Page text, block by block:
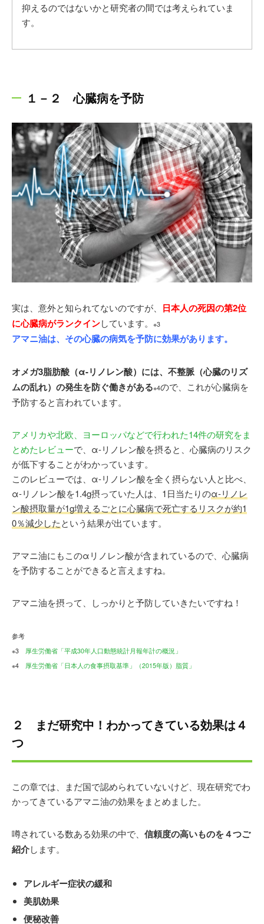
抑えるのではないかと研究者の間では考えられていま
す。
１－２ 心臓病を予防
実は、意外と知られてないのですが、 日本人の死因の第2位
に心臓病がランクインしています。 ※3
アマニ油は、その心臓の病気を予防に効果があります。
オメガ3脂肪酸（α-リノレン酸）には、不整脈（心臓のリズ
ムの乱れ）の発生を防ぐ働きがある※4ので、これが心臓病を
予防すると言われています。
アメリカや北欧、ヨーロッパなどで行われた14件の研究をま
とめたレビューで、α-リノレン酸を摂ると、心臓病のリスク
が低下することがわかっています。
このレビューでは、α-リノレン酸を全く摂らない人と比べ、
α-リノレン酸を1.4g摂っていた人は、1日当たりのα-リノレ
ン酸摂取量が1g増えるごとに心臓病で死亡するリスクが約1
0％減少したという結果が出ています。
アマニ油にもこのαリノレン酸が含まれているので、心臓病
を予防することができると言えますね。
アマニ油を摂って、しっかりと予防していきたいですね！
参考
※3 厚生労働省「平成30年人口動態統計月報年計の概況」
※4 厚生労働省「日本人の食事摂取基準」（2015年版）脂質」
２ まだ研究中！わかってきている効果は４
つ
この章では、まだ国で認められていないけど、現在研究でわ
かってきているアマニ油の効果をまとめました。
噂されている数ある効果の中で、 信頼度の高いものを４つご
紹介します。
アレルギー症状の緩和
美肌効果
便秘改善